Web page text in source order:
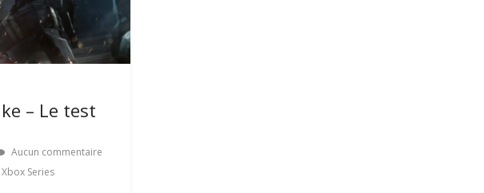
– Le test
Aucun commentaire
Xbox Series